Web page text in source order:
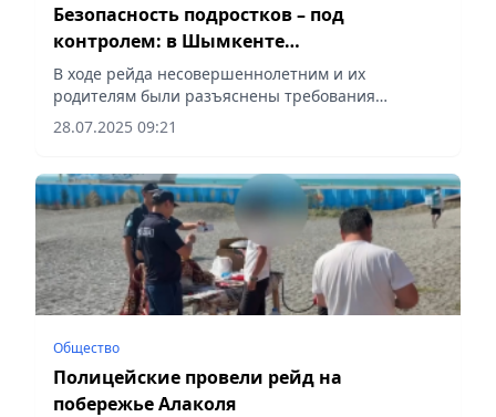
Безопасность подростков – под
контролем: в Шымкенте
активизировали ночные рейды
В ходе рейда несовершеннолетним и их
родителям были разъяснены требования
законодательства, сообщает Vecher.kz.
28.07.2025 09:21
Общество
Полицейские провели рейд на
побережье Алаколя